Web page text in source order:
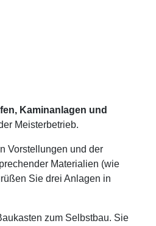
Kaminanlagen und
Meisterbetrieb.
Vorstellungen und der
Materialien (wie
Sie drei Anlagen in
zum Selbstbau. Sie